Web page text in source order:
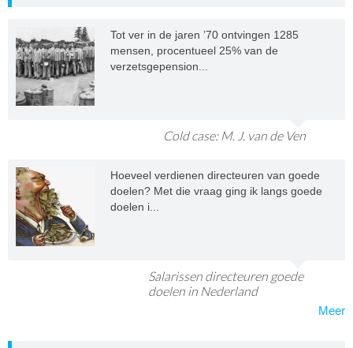
Tot ver in de jaren ’70 ontvingen 1285
mensen, procentueel 25% van de
verzetsgepension...
Cold case: M. J. van de Ven
Hoeveel verdienen directeuren van goede
doelen? Met die vraag ging ik langs goede
doelen i...
Salarissen directeuren goede
doelen in Nederland
Meer